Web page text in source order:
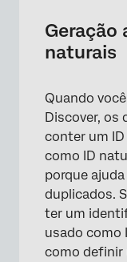
Geração
naturais
Quando
Discover, os
conter um
como ID
porque
duplicados.
ter um
usado como
como definir